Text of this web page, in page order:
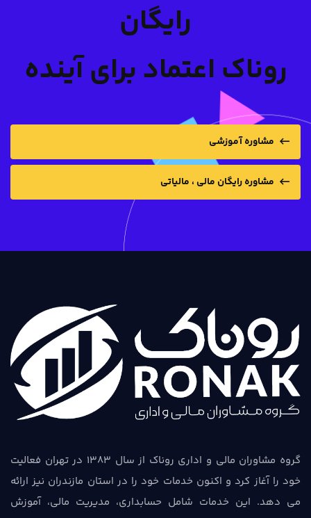
رایگان
روناک اعتماد برای آینده
مشاوره آموزشی
مشاوره رایگان مالی ، مالیاتی
گروه مشاوران مالی و اداری روناک از سال 1383 در تهران فعالیت
خود را آغاز کرد و اکنون خدمات خود را در استان مازندران نیز ارائه
می دهد. این خدمات شامل حسابداری، مدیریت مالی، آموزش